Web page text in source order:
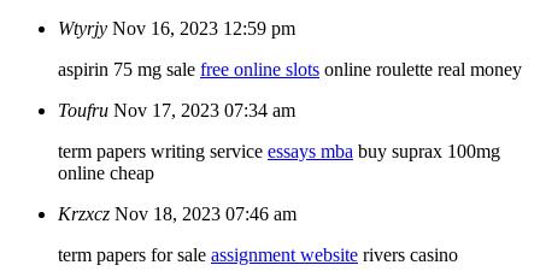
Wtyrjy Nov 16, 2023 12:59 pm
aspirin 75 mg sale free online slots online roulette real money
Toufru Nov 17, 2023 07:34 am
term papers writing service essays mba buy suprax 100mg
online cheap
Krzxcz Nov 18, 2023 07:46 am
term papers for sale assignment website rivers casino